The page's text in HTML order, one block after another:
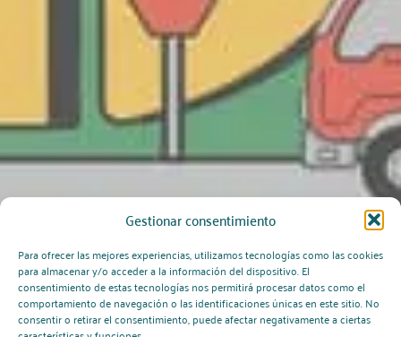
Gestionar consentimiento
Para ofrecer las mejores experiencias, utilizamos tecnologías como las cookies
para almacenar y/o acceder a la información del dispositivo. El
consentimiento de estas tecnologías nos permitirá procesar datos como el
comportamiento de navegación o las identificaciones únicas en este sitio. No
consentir o retirar el consentimiento, puede afectar negativamente a ciertas
¿Porqué comprar el juego del ADR?